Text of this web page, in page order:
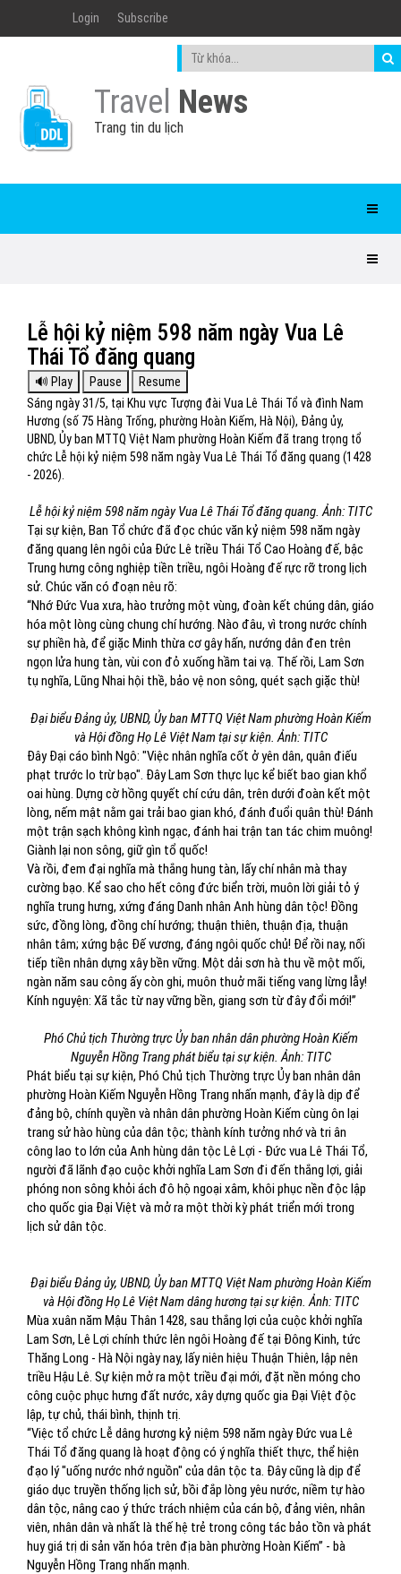
Login Subscribe
Travel News
Trang tin du lịch
Lễ hội kỷ niệm 598 năm ngày Vua Lê
Thái Tổ đăng quang
Sáng ngày 31/5, tại Khu vực Tượng đài Vua Lê Thái Tổ và đình Nam
Hương (số 75 Hàng Trống, phường Hoàn Kiếm, Hà Nội), Đảng ủy,
UBND, Ủy ban MTTQ Việt Nam phường Hoàn Kiếm đã trang trọng tổ
chức Lễ hội kỷ niệm 598 năm ngày Vua Lê Thái Tổ đăng quang (1428
- 2026).
Lễ hội kỷ niệm 598 năm ngày Vua Lê Thái Tổ đăng quang. Ảnh: TITC
Tại sự kiện, Ban Tổ chức đã đọc chúc văn kỷ niệm 598 năm ngày
đăng quang lên ngôi của Đức Lê triều Thái Tổ Cao Hoàng đế, bậc
Trung hưng công nghiệp tiền triều, ngôi Hoàng đế rực rỡ trong lịch
sử. Chúc văn có đoạn nêu rõ:
“Nhớ Đức Vua xưa, hào trưởng một vùng, đoàn kết chúng dân, giáo
hóa một lòng cùng chung chí hướng. Nào đâu, vì trong nước chính
sự phiền hà, để giặc Minh thừa cơ gây hấn, nướng dân đen trên
ngọn lửa hung tàn, vùi con đỏ xuống hầm tai vạ. Thế rồi, Lam Sơn
tụ nghĩa, Lũng Nhai hội thề, bảo vệ non sông, quét sạch giặc thù!
Đại biểu Đảng ủy, UBND, Ủy ban MTTQ Việt Nam phường Hoàn Kiếm
và Hội đồng Họ Lê Việt Nam tại sự kiện. Ảnh: TITC
Đây Đại cáo bình Ngô: "Việc nhân nghĩa cốt ở yên dân, quân điếu
phạt trước lo trừ bạo". Đây Lam Sơn thực lục kể biết bao gian khổ
oai hùng. Dựng cờ hồng quyết chí cứu dân, trên dưới đoàn kết một
lòng, nếm mật nằm gai trải bao gian khó, đánh đuổi quân thù! Đánh
một trận sạch không kình ngạc, đánh hai trận tan tác chim muông!
Giành lại non sông, giữ gìn tổ quốc!
Và rồi, đem đại nghĩa mà thắng hung tàn, lấy chí nhân mà thay
cường bạo. Kể sao cho hết công đức biển trời, muôn lời giải tỏ ý
nghĩa trung hưng, xứng đáng Danh nhân Anh hùng dân tộc! Đồng
sức, đồng lòng, đồng chí hướng; thuận thiên, thuận địa, thuận
nhân tâm; xứng bậc Đế vương, đáng ngôi quốc chủ! Để rồi nay, nối
tiếp tiền nhân dựng xây bền vững. Một dải sơn hà thu về một mối,
ngàn năm sau công ấy còn ghi, muôn thuở mãi tiếng vang lừng lẫy!
Kính nguyện: Xã tắc từ nay vững bền, giang sơn từ đây đổi mới!”
Phó Chủ tịch Thường trực Ủy ban nhân dân phường Hoàn Kiếm
Nguyễn Hồng Trang phát biểu tại sự kiện. Ảnh: TITC
Phát biểu tại sự kiện, Phó Chủ tịch Thường trực Ủy ban nhân dân
phường Hoàn Kiếm Nguyễn Hồng Trang nhấn mạnh, đây là dịp để
đảng bộ, chính quyền và nhân dân phường Hoàn Kiếm cùng ôn lại
trang sử hào hùng của dân tộc; thành kính tưởng nhớ và tri ân
công lao to lớn của Anh hùng dân tộc Lê Lợi - Đức vua Lê Thái Tổ,
người đã lãnh đạo cuộc khởi nghĩa Lam Sơn đi đến thắng lợi, giải
phóng non sông khỏi ách đô hộ ngoại xâm, khôi phục nền độc lập
cho quốc gia Đại Việt và mở ra một thời kỳ phát triển mới trong
lịch sử dân tộc.
Đại biểu Đảng ủy, UBND, Ủy ban MTTQ Việt Nam phường Hoàn Kiếm
và Hội đồng Họ Lê Việt Nam dâng hương tại sự kiện. Ảnh: TITC
Mùa xuân năm Mậu Thân 1428, sau thắng lợi của cuộc khởi nghĩa
Lam Sơn, Lê Lợi chính thức lên ngôi Hoàng đế tại Đông Kinh, tức
Thăng Long - Hà Nội ngày nay, lấy niên hiệu Thuận Thiên, lập nên
triều Hậu Lê. Sự kiện mở ra một triều đại mới, đặt nền móng cho
công cuộc phục hưng đất nước, xây dựng quốc gia Đại Việt độc
lập, tự chủ, thái bình, thịnh trị.
“Việc tổ chức Lễ dâng hương kỷ niệm 598 năm ngày Đức vua Lê
Thái Tổ đăng quang là hoạt động có ý nghĩa thiết thực, thể hiện
đạo lý "uống nước nhớ nguồn" của dân tộc ta. Đây cũng là dịp để
giáo dục truyền thống lịch sử, bồi đắp lòng yêu nước, niềm tự hào
dân tộc, nâng cao ý thức trách nhiệm của cán bộ, đảng viên, nhân
viên, nhân dân và nhất là thế hệ trẻ trong công tác bảo tồn và phát
huy giá trị di sản văn hóa trên địa bàn phường Hoàn Kiếm” - bà
Nguyễn Hồng Trang nhấn mạnh.